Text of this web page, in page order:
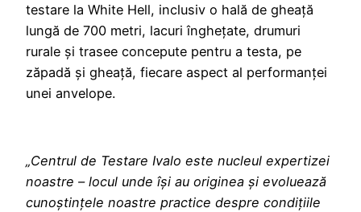
testare la White Hell, inclusiv o hală de gheață
lungă de 700 metri, lacuri înghețate, drumuri
rurale și trasee concepute pentru a testa, pe
zăpadă și gheață, fiecare aspect al performanței
unei anvelope.
„Centrul de Testare Ivalo este nucleul expertizei
noastre – locul unde își au originea și evoluează
cunoștințele noastre practice despre condițiile